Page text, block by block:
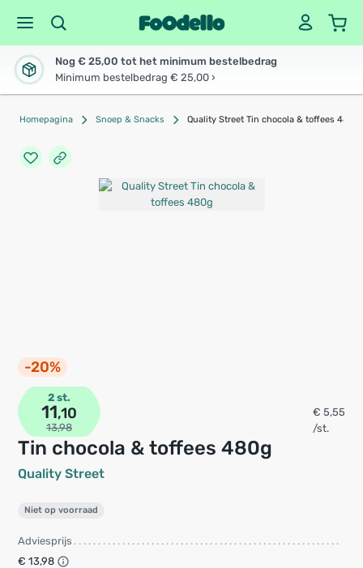
Nog € 25,00 tot het minimum bestelbedrag
Minimum bestelbedrag € 25,00 ›
Homepagina Snoep & Snacks Quality Street Tin chocola & toffees 480g
-20%
Tin chocola & toffees 480g
Quality Street
2 st.
11,10
13,98
€ 5,55
/st.
Niet op voorraad
Adviesprijs
€ 13,98